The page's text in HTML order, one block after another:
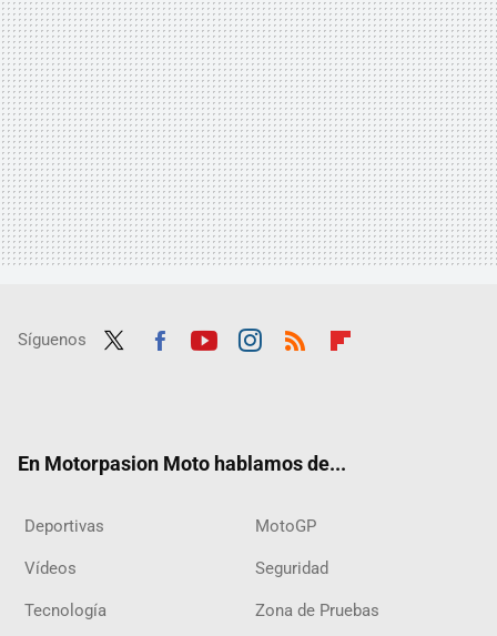
Síguenos
En Motorpasion Moto hablamos de...
Deportivas MotoGP
Vídeos Seguridad
Tecnología Zona de Pruebas